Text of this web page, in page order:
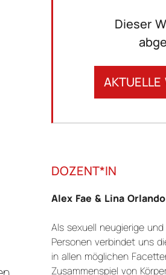
Dieser
AKTUELLE
DOZENT*IN
Alex Fae & Lina Orlando
Als sexuell neugierige
Personen verbindet uns
in allen möglichen
Zusammenspiel von